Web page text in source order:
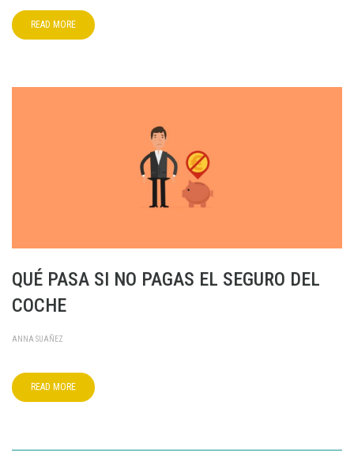
READ MORE
QUÉ PASA SI NO PAGAS EL SEGURO DEL
COCHE
ANNA SUAÑEZ
READ MORE